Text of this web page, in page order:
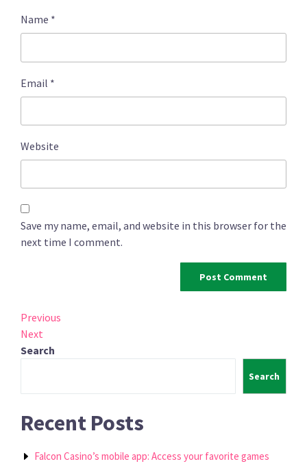
Name *
Email *
Website
Save my name, email, and website in this browser for the
next time I comment.
Post
navigation
Previous
Post
Previous
Next
Post
Next
Search
Search
Recent Posts
Falcon Casino’s mobile app: Access your favorite games